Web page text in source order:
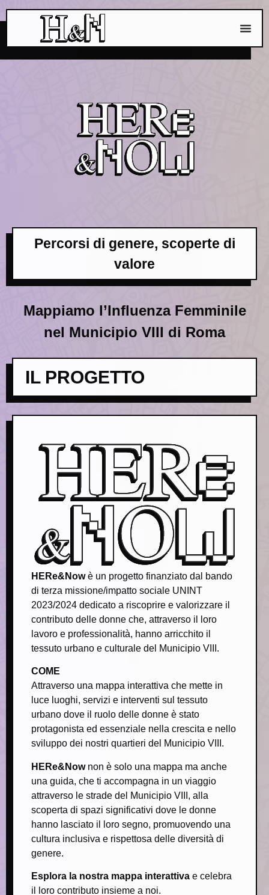
Percorsi di genere, scoperte di
valore
Mappiamo l’Influenza Femminile
nel Municipio VIII di Roma
IL PROGETTO
HERe&Nowè un progetto finanziato dal bando
di terza missione/impatto sociale UNINT
2023/2024 dedicato a riscoprire e valorizzare il
contributo delle donne che, attraverso il loro
lavoro e professionalità, hanno arricchito il
tessuto urbano e culturale del Municipio VIII.
COME
Attraverso una mappa interattiva che mette in
luce luoghi, servizi e interventi sul tessuto
urbano dove il ruolo delle donne è stato
protagonista ed essenziale nella crescita e nello
sviluppo dei nostri quartieri del Municipio VIII.
HERe&Nownon è solo una mappa ma anche
una guida, che ti accompagna in un viaggio
attraverso le strade del Municipio VIII, alla
scoperta di spazi significativi dove le donne
hanno lasciato il loro segno, promuovendo una
cultura inclusiva e rispettosa delle diversità di
genere.
Esplora la nostra mappa interattiva e celebra
il loro contributo insieme a noi.